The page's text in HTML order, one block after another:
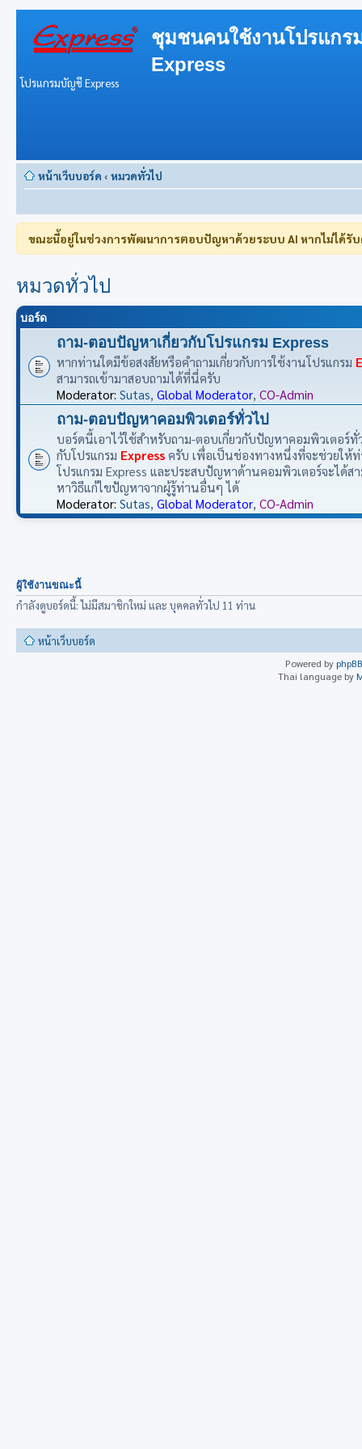
ชุมชนคนใช้งานโปรแก
Express
โปรแกรมบัญชี Express
หน้าเว็บบอร์ด ‹ หมวดทั่วไป
ขณะนี้อยู่ในช่วงการพัฒนาการตอบปัญหาด้วยระบบ AI หากไม่ได้รั
หมวดทั่วไป
บอร์ด
ถาม-ตอบปัญหาเกี่ยวกับโปรแกรม Express
หากท่านใดมีข้อสงสัยหรือคำถามเกี่ยวกับการใช้งานโปรแกรม
สามารถเข้ามาสอบถามได้ที่นี่ครับ
Moderator: Sutas, Global Moderator, CO-Admin
ถาม-ตอบปัญหาคอมพิวเตอร์ทั่วไป
บอร์ดนี้เอาไว้ใช้สำหรับถาม-ตอบเกี่ยวกับปัญหาคอมพิวเตอร์ทั่
กับโปรแกรม Express ครับ เพื่อเป็นช่องทางหนึ่งที่จะช่วยให้
โปรแกรม Express และประสบปัญหาด้านคอมพิวเตอร์จะได้ส
หาวิธีแก้ไขปัญหาจากผู้รู้ท่านอื่นๆ ได้
Moderator: Sutas, Global Moderator, CO-Admin
ผู้ใช้งานขณะนี้
กำลังดูบอร์ดนี้: ไม่มีสมาชิกใหม่ และ บุคคลทั่วไป 11 ท่าน
หน้าเว็บบอร์ด
Powered by phpBB
Thai language by